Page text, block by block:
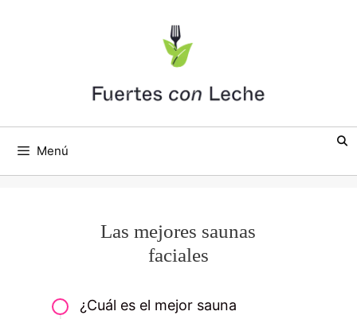
Menú
Las mejores saunas
faciales
¿Cuál es el mejor sauna